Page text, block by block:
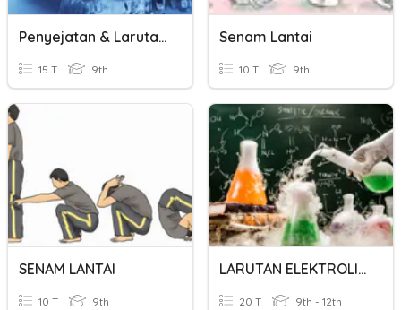
Penyejatan & Larutan Keterlarutan
15 T 9th
Senam Lantai
10 T 9th
SENAM LANTAI
10 T 9th
LARUTAN ELEKTROLIT DAN BILOKS
20 T 9th - 12th